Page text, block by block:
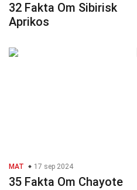
32 Fakta Om Sibirisk
Aprikos
MAT 17 sep 2024
35 Fakta Om Chayote